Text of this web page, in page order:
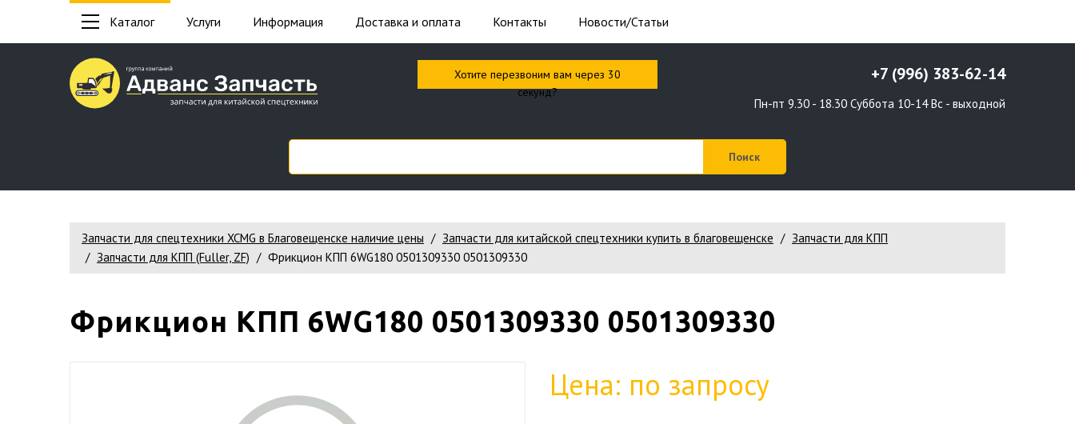
Каталог Услуги Информация Доставка и оплата Контакты Новости/Статьи
Хотите перезвоним вам через 30
секунд?
+7 (996) 383-62-14
Пн-пт 9.30 - 18.30 Суббота 10-14 Вс - выходной
Запчасти для спецтехники XCMG в Благовещенске наличие цены Запчасти для китайской спецтехники купить в благовещенске
Запчасти для КПП
Запчасти для КПП (Fuller, ZF)
Фрикцион КПП 6WG180 0501309330 0501309330
Фрикцион КПП 6WG180 0501309330 0501309330
Цена: по запросу